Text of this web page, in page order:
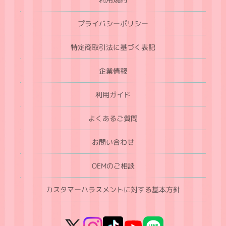
プライバシーポリシー
特定商取引法に基づく表記
企業情報
利用ガイド
よくあるご質問
お問い合わせ
OEMのご相談
カスタマーハラスメントに対する基本方針